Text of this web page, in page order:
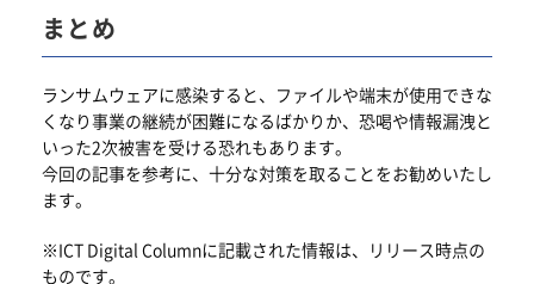
まとめ
ランサムウェアに感染すると、ファイルや端末が使用できな
くなり事業の継続が困難になるばかりか、恐喝や情報漏洩と
いった2次被害を受ける恐れもあります。
今回の記事を参考に、十分な対策を取ることをお勧めいたし
ます。
※ICT Digital Columnに記載された情報は、リリース時点の
ものです。